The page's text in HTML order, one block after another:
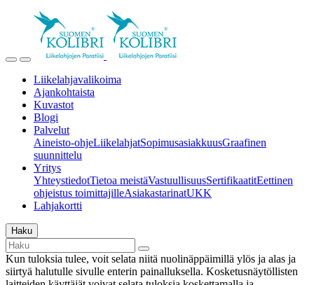
Liikelahjavalikoima
Ajankohtaista
Kuvastot
Blogi
Palvelut
Aineisto-ohjeLiikelahjatSopimusasiakkuusGraafinen
suunnittelu
Yritys
YhteystiedotTietoa meistäVastuullisuusSertifikaatitEettinen
ohjeistus toimittajilleAsiakastarinatUKK
Lahjakortti
Haku
Kun tuloksia tulee, voit selata niitä nuolinäppäimillä ylös ja alas ja
siirtyä halutulle sivulle enterin painalluksella. Kosketusnäytöllisten